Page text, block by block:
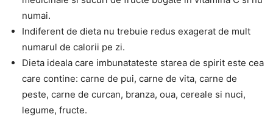
numai.
Indiferent de dieta nu trebuie redus exagerat de mult
numarul de calorii pe zi.
Dieta ideala care imbunatateste starea de spirit este cea
care contine: carne de pui, carne de vita, carne de
peste, carne de curcan, branza, oua, cereale si nuci,
legume, fructe.